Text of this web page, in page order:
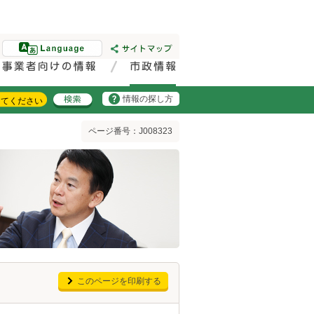
情報の探し方
ページ番号：J008323
このページを印刷する